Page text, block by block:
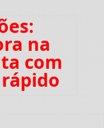
na
com